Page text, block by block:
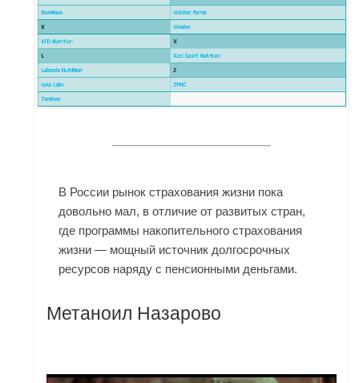
В России рынок страхования жизни пока
довольно мал, в отличие от развитых стран,
где программы накопительного страхования
жизни — мощный источник долгосрочных
ресурсов наряду с пенсионными деньгами.
Метаноил Назарово